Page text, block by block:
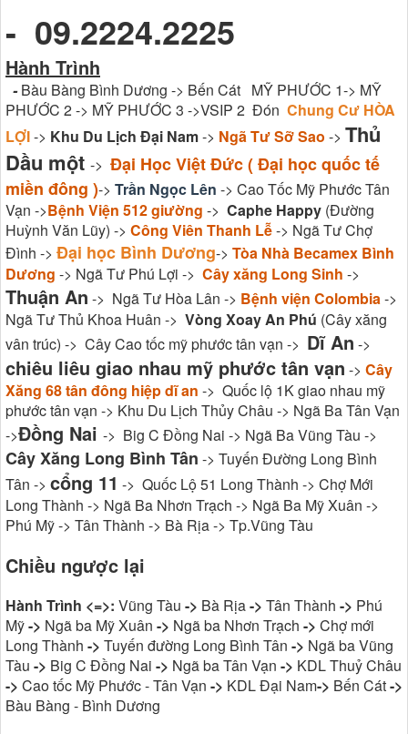
- 09.2224.2225
Hành Trình
-Bàu Bàng Bình Dương -> Bến Cát MỸ PHƯỚC 1-> MỸ
PHƯỚC 2 -> MỸ PHƯỚC 3 ->VSIP 2 Đón Chung Cư HÒA
LỢI-> Khu Du Lịch Đại Nam-> Ngã Tư Sỡ Sao -> Thủ
Dầu một -> Đại Học Việt Đức ( Đại học quốc tế
miền đông )-> Trần Ngọc Lên -> Cao Tốc Mỹ Phước Tân
Vạn ->Bệnh Viện 512 giường -> Caphe Happy (Đường
Huỳnh Văn Lũy) -> Công Viên Thanh Lễ-> Ngã Tư Chợ
Đình -> Đại học Bình Dương-> Tòa Nhà Becamex Bình
Dương -> Ngã Tư Phú Lợi -> Cây xăng Long Sinh ->
Thuận An -> Ngã Tư Hòa Lân -> Bệnh viện Colombia->
Ngã Tư Thủ Khoa Huân -> Vòng Xoay An Phú (Cây xăng
vân trúc) -> Cây Cao tốc mỹ phước tân vạn -> Dĩ An ->
chiêu liêu giao nhau mỹ phước tân vạn -> Cây
Xăng 68 tân đông hiệp dĩ an -> Quốc lộ 1K giao nhau mỹ
phước tân vạn -> Khu Du Lịch Thủy Châu -> Ngã Ba Tân Vạn
->Đồng Nai -> Big C Đồng Nai -> Ngã Ba Vũng Tàu ->
Cây Xăng Long Bình Tân -> Tuyến Đường Long Bình
Tân -> cổng 11 -> Quốc Lộ 51 Long Thành -> Chợ Mới
Long Thành -> Ngã Ba Nhơn Trạch -> Ngã Ba Mỹ Xuân ->
Phú Mỹ -> Tân Thành -> Bà Rịa -> Tp.Vũng Tàu
Chiều ngược lại
Hành Trình <=>: Vũng Tàu -> Bà Rịa-> Tân Thành -> Phú
Mỹ-> Ngã ba Mỹ Xuân -> Ngã ba Nhơn Trạch -> Chợ mới
Long Thành -> Tuyến đường Long Bình Tân -> Ngã ba Vũng
Tàu -> Big C Đồng Nai -> Ngã ba Tân Vạn -> KDL Thuỷ Châu
-> Cao tốc Mỹ Phước - Tân Vạn -> KDL Đại Nam-> Bến Cát->
Bàu Bàng - Bình Dương